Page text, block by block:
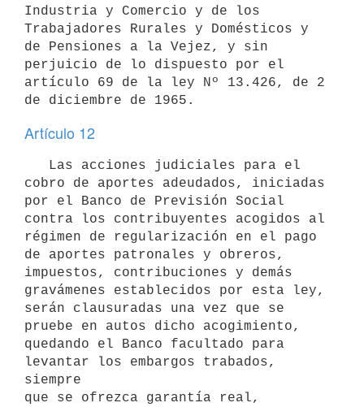
Industria y Comercio y de los
Trabajadores Rurales y Domésticos y
de Pensiones a la Vejez, y sin
perjuicio de lo dispuesto por el
artículo 69 de la ley Nº 13.426, de 2
Artículo 12
cobro de aportes adeudados, iniciadas
por el Banco de Previsión Social
contra los contribuyentes acogidos al
régimen de regularización en el pago
de aportes patronales y obreros,
impuestos, contribuciones y demás
gravámenes establecidos por esta ley,
serán clausuradas una vez que se
pruebe en autos dicho acogimiento,
quedando el Banco facultado para
levantar los embargos trabados,
siempre
que se ofrezca garantía real,